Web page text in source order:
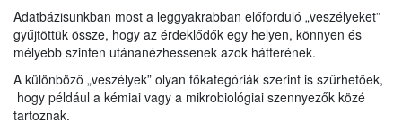
Adatbázisunkban most a leggyakrabban előforduló „veszélyeket”
gyűjtöttük össze, hogy az érdeklődők egy helyen, könnyen és
mélyebb szinten utánanézhessenek azok hátterének.
A különböző „veszélyek” olyan főkategóriák szerint is szűrhetőek,
hogy például a kémiai vagy a mikrobiológiai szennyezők közé
tartoznak.